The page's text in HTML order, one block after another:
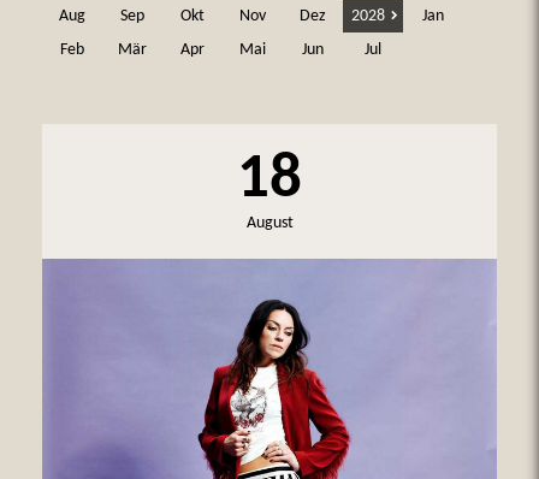
Aug
Sep Okt Nov Dez 2028
Jan
Feb
Mär Apr Mai Jun Jul
18
August